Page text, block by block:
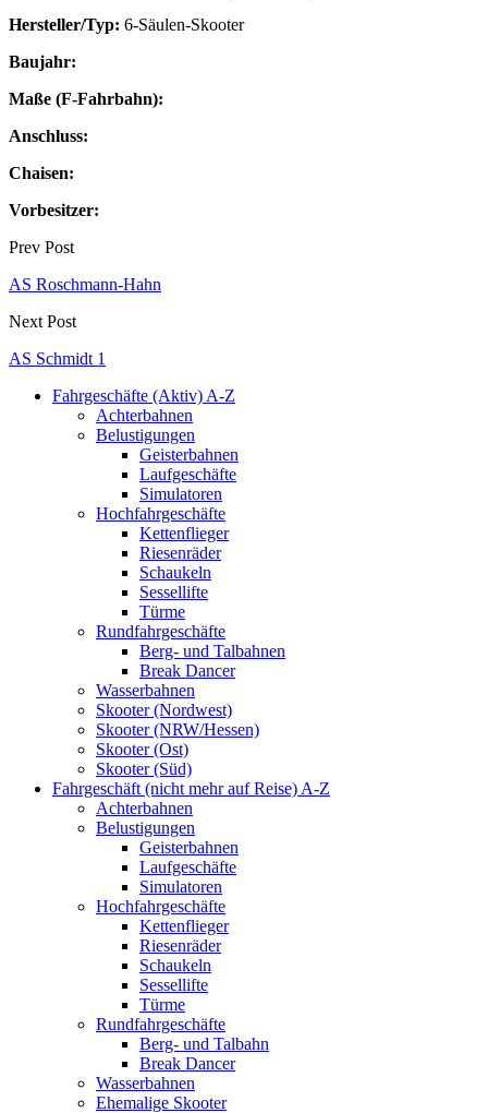
Hersteller/Typ: 6-Säulen-Skooter
Baujahr:
Maße (F-Fahrbahn):
Anschluss:
Chaisen:
Vorbesitzer:
Prev Post
AS Roschmann-Hahn
Next Post
AS Schmidt 1
Fahrgeschäfte (Aktiv) A-Z
Achterbahnen
Belustigungen
Geisterbahnen
Laufgeschäfte
Simulatoren
Hochfahrgeschäfte
Kettenflieger
Riesenräder
Schaukeln
Sessellifte
Türme
Rundfahrgeschäfte
Berg- und Talbahnen
Break Dancer
Wasserbahnen
Skooter (Nordwest)
Skooter (NRW/Hessen)
Skooter (Ost)
Skooter (Süd)
Fahrgeschäft (nicht mehr auf Reise) A-Z
Achterbahnen
Belustigungen
Geisterbahnen
Laufgeschäfte
Simulatoren
Hochfahrgeschäfte
Kettenflieger
Riesenräder
Schaukeln
Sessellifte
Türme
Rundfahrgeschäfte
Berg- und Talbahn
Break Dancer
Wasserbahnen
Ehemalige Skooter